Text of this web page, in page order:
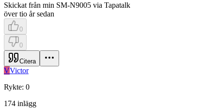
Skickat från min SM-N9005 via Tapatalk
över tio år sedan
0
0
Citera
VVictor
Rykte: 0
174 inlägg